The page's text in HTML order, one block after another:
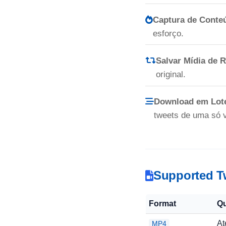
Captura de
esforço.
Salvar Mídia de
original.
Download em
tweets de uma só
Supported
Format
MP4